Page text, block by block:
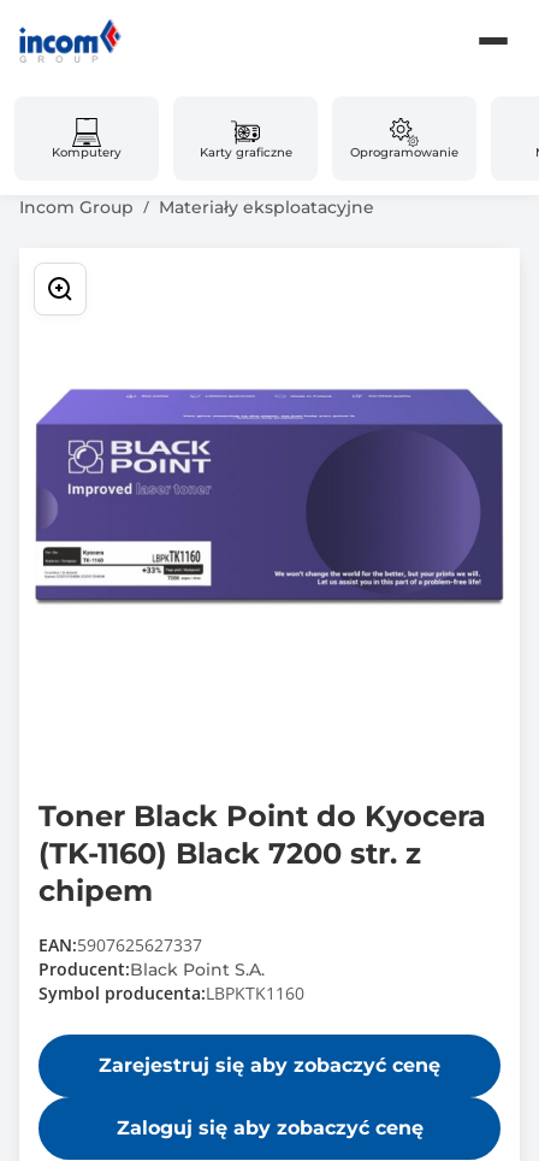
Komputery Karty graficzne Oprogramowanie
Incom Group Materiały eksploatacyjne
Toner Black Point do Kyocera
(TK-1160) Black 7200 str. z
chipem
EAN:5907625627337
Producent:Black Point S.A.
Symbol producenta:LBPKTK1160
Zarejestruj się aby zobaczyć cenę
Zaloguj się aby zobaczyć cenę